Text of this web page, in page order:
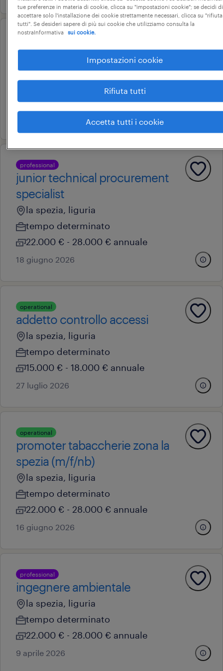
infermieri (m/f/nb)
massa, toscana
tempo determinato
28.000 € - 34.000 € annuale
professional
junior technical procurement
specialist
la spezia, liguria
tempo determinato
22.000 € - 28.000 € annuale
18 giugno 2026
operational
addetto controllo accessi
la spezia, liguria
tempo determinato
15.000 € - 18.000 € annuale
27 luglio 2026
operational
promoter tabaccherie zona la
spezia (m/f/nb)
la spezia, liguria
tempo determinato
22.000 € - 28.000 € annuale
16 giugno 2026
professional
ingegnere ambientale
la spezia, liguria
tempo determinato
22.000 € - 28.000 € annuale
9 aprile 2026
tue preferenze in materia di cookie, clicca su "impostazioni cookie"; se decidi di
accettare solo l'installazione dei cookie strettamente necessari, clicca su "rifiuta
tutti". Se desideri sapere di più sui cookie che utilizziamo consulta la
nostraInformativa
sui cookie.
Impostazioni cookie
Rifiuta tutti
Accetta tutti i cookie